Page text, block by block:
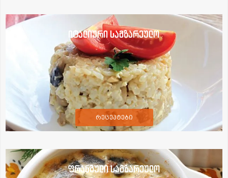
იტალიური სამზარეულო
რეცეპტები
ფრანგული სამზარეულო